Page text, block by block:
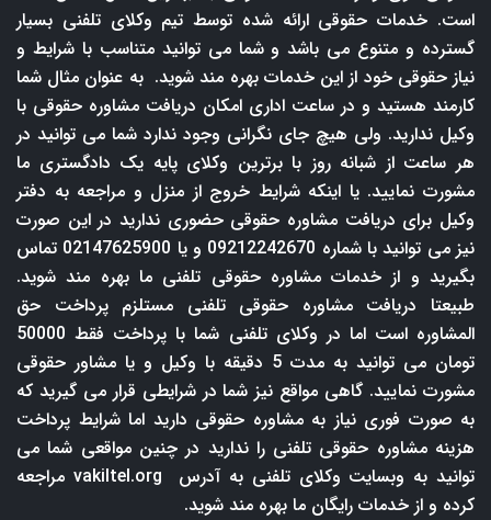
است. خدمات حقوقی ارائه شده توسط تیم وکلای تلفنی بسیار
گسترده و متنوع می باشد و شما می توانید متناسب با شرایط و
نیاز حقوقی خود از این خدمات بهره مند شوید. به عنوان مثال شما
کارمند هستید و در ساعت اداری امکان دریافت مشاوره حقوقی با
وکیل ندارید. ولی هیچ جای نگرانی وجود ندارد شما می توانید در
هر ساعت از شبانه روز با برترین وکلای پایه یک دادگستری ما
مشورت نمایید. یا اینکه شرایط خروج از منزل و مراجعه به دفتر
وکیل برای دریافت مشاوره حقوقی حضوری ندارید در این صورت
نیز می توانید با شماره 09212242670 و یا 02147625900 تماس
بگیرید و از خدمات مشاوره حقوقی تلفنی ما بهره مند شوید.
طبیعتا دریافت مشاوره حقوقی تلفنی مستلزم پرداخت حق
المشاوره است اما در وکلای تلفنی شما با پرداخت فقط 50000
تومان می توانید به مدت 5 دقیقه با وکیل و یا مشاور حقوقی
مشورت نمایید. گاهی مواقع نیز شما در شرایطی قرار می گیرید که
به صورت فوری نیاز به مشاوره حقوقی دارید اما شرایط پرداخت
هزینه مشاوره حقوقی تلفنی را ندارید در چنین مواقعی شما می
توانید به وبسایت وکلای تلفنی به آدرس
vakiltel.org مراجعه
کرده و از خدمات رایگان ما بهره مند شوید.